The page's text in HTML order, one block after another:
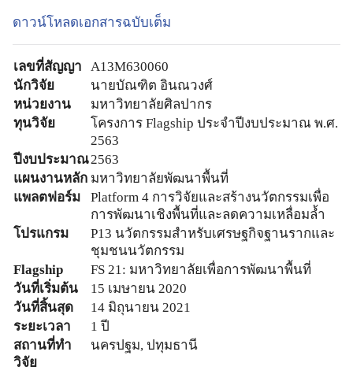
ดาวน์โหลดเอกสารฉบับเต็ม
เลขที่สัญญา
A13M630060
นักวิจัย
นายบัณฑิต อินณวงศ์
หน่วยงาน
มหาวิทยาลัยศิลปากร
ทุนวิจัย
โครงการ Flagship ประจำปีงบประมาณ พ.ศ.
2563
ปีงบประมาณ2563
แผนงานหลัก มหาวิทยาลัยพัฒนาพื้นที่
แพลตฟอร์ม
Platform 4 การวิจัยและสร้างนวัตกรรมเพื่อ
การพัฒนาเชิงพื้นที่และลดความเหลื่อมล้ำ
โปรแกรม
P13 นวัตกรรมสำหรับเศรษฐกิจฐานรากและ
ชุมชนนวัตกรรม
Flagship
FS 21: มหาวิทยาลัยเพื่อการพัฒนาพื้นที่
วันที่เริ่มต้น
15 เมษายน 2020
วันที่สิ้นสุด
14 มิถุนายน 2021
ระยะเวลา
1 ปี
สถานที่ทำ
วิจัย
นครปฐม, ปทุมธานี